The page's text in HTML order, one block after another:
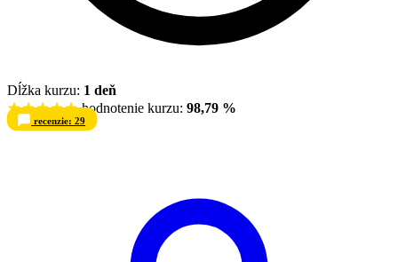
Dĺžka kurzu: 1 deň
hodnotenie kurzu: 98,79 %
recenzie: 29